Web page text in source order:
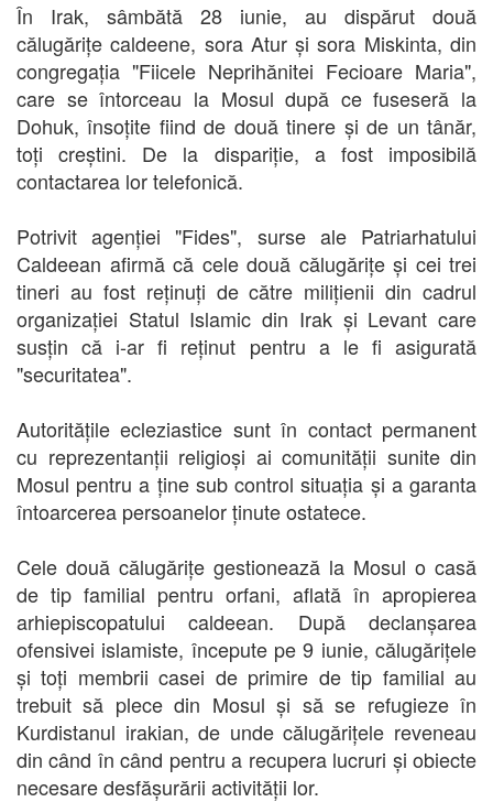
În Irak, sâmbătă 28 iunie, au dispărut două
călugărițe caldeene, sora Atur și sora Miskinta, din
congregația "Fiicele Neprihănitei Fecioare Maria",
care se întorceau la Mosul după ce fuseseră la
Dohuk, însoțite fiind de două tinere și de un tânăr,
toți creștini. De la dispariție, a fost imposibilă
contactarea lor telefonică.
Potrivit agenției "Fides", surse ale Patriarhatului
Caldeean afirmă că cele două călugărițe și cei trei
tineri au fost reținuți de către milițienii din cadrul
organizației Statul Islamic din Irak și Levant care
susțin că i-ar fi reținut pentru a le fi asigurată
"securitatea".
Autoritățile ecleziastice sunt în contact permanent
cu reprezentanții religioși ai comunității sunite din
Mosul pentru a ține sub control situația și a garanta
întoarcerea persoanelor ținute ostatece.
Cele două călugărițe gestionează la Mosul o casă
de tip familial pentru orfani, aflată în apropierea
arhiepiscopatului caldeean. După declanșarea
ofensivei islamiste, începute pe 9 iunie, călugărițele
și toți membrii casei de primire de tip familial au
trebuit să plece din Mosul și să se refugieze în
Kurdistanul irakian, de unde călugărițele reveneau
din când în când pentru a recupera lucruri și obiecte
necesare desfășurării activității lor.